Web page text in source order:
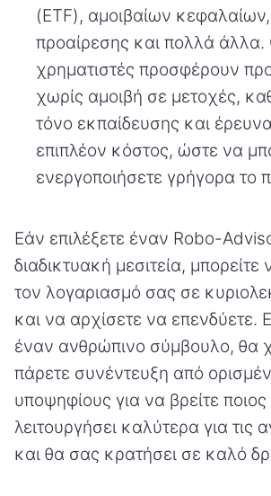
(ETF), αμοιβαίων
προαίρεσης και πολλά άλλα.
χρηματιστές προσφέρουν
χωρίς αμοιβή σε μετοχές,
τόνο εκπαίδευσης και
επιπλέον κόστος, ώστε να
ενεργοποιήσετε γρήγορα το
Εάν επιλέξετε έναν Robo-
διαδικτυακή μεσιτεία, μπορείτε
τον λογαριασμό σας σε
και να αρχίσετε να επενδύετε.
έναν ανθρώπινο σύμβουλο, θα
πάρετε συνέντευξη από
υποψηφίους για να βρείτε
λειτουργήσει καλύτερα για τις
και θα σας κρατήσει σε καλό